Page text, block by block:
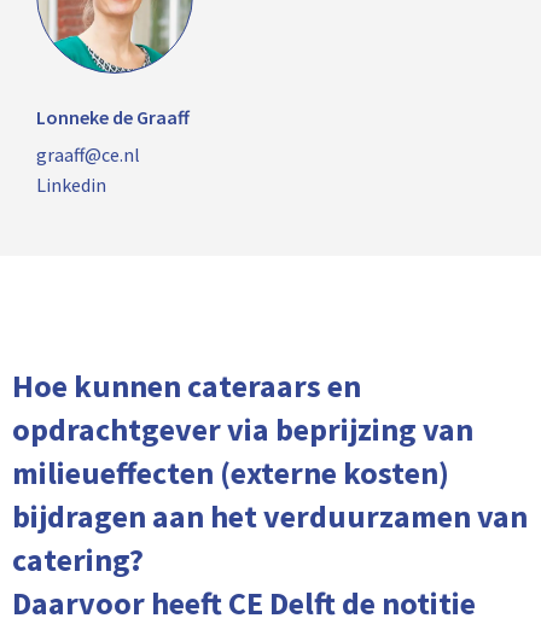
Hoe kunnen cateraars en
opdrachtgever via beprijzing van
milieueffecten (externe kosten)
bijdragen aan het verduurzamen van
catering?
Daarvoor heeft CE Delft de notitie
Lonneke de Graaff
graaff@ce.nl
Linkedin